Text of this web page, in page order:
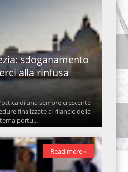
sdoganamento
alla rinfusa
di una sempre crescente
finalizzate al rilancio della
portu...
Read more »